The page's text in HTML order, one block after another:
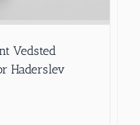
Vedsted
Haderslev